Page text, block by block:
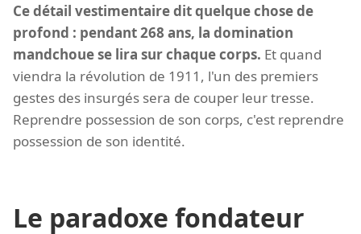
Ce détail vestimentaire dit quelque chose de
profond : pendant 268 ans, la domination
mandchoue se lira sur chaque corps. Et quand
viendra la révolution de 1911, l'un des premiers
gestes des insurgés sera de couper leur tresse.
Reprendre possession de son corps, c'est reprendre
possession de son identité.
Le paradoxe fondateur